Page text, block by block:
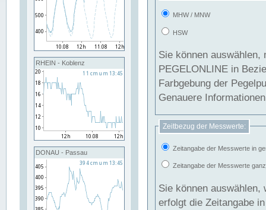
RHEIN - Koblenz
DONAU - Passau
MHW / MNW
HSW
Sie können
PEGELONLINE in Beziehung
Farbgebung der
Genauere
Zeitbezug der Messwerte:
Zeitangabe der Messwerte in
Zeitangabe der Messwerte
Sie können auswählen,
erfolgt die Zeitangabe